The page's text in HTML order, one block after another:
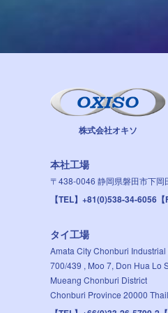
株式会社オキソ
本社工場
〒438-0046 静岡県磐田市下岡
【TEL】+81(0)538-34-6056
タイ工場
Amata City Chonburi Industrial
700/439 , Moo 7, Don Hua Lo
Mueang Chonburi District
Chonburi Province 20000